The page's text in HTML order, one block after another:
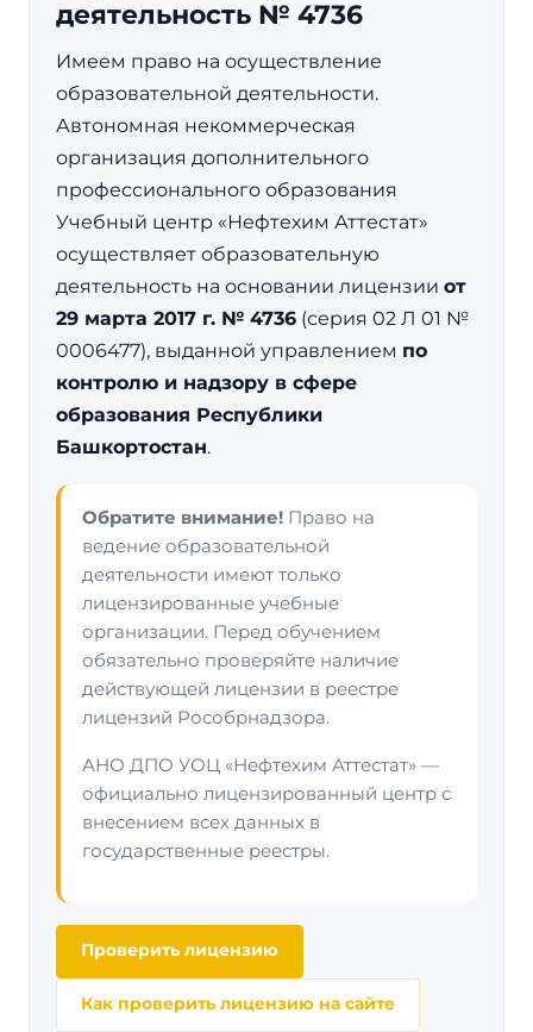
деятельность № 4736
Имеем право на осуществление
образовательной деятельности.
Автономная некоммерческая
организация дополнительного
профессионального образования
Учебный центр «Нефтехим Аттестат»
осуществляет образовательную
деятельность на основании лицензии от
29 марта 2017 г. № 4736 (серия 02 Л 01 №
0006477), выданной управлением по
контролю и надзору в сфере
образования Республики
Башкортостан.
Обратите внимание! Право на
ведение образовательной
деятельности имеют только
лицензированные учебные
организации. Перед обучением
обязательно проверяйте наличие
действующей лицензии в реестре
лицензий Рособрнадзора.
АНО ДПО УОЦ «Нефтехим Аттестат» —
официально лицензированный центр с
внесением всех данных в
государственные реестры.
Проверить лицензию
Как проверить лицензию на сайте